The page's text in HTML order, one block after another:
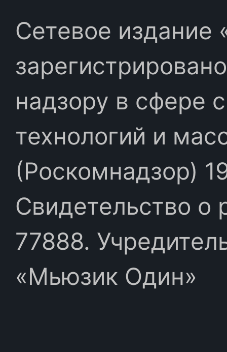
Сетевое издание
надзору в сфере
технологий и
(Роскомнадзор)
Свидетельство
77888.
«Мьюзик Один»